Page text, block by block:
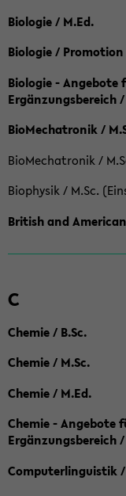
Biologie / M.Ed.
Biologie / Promotion
Biologie - Angebote
Ergänzungsbereich
BioMechatronik /
BioMechatronik /
Biophysik / M.Sc.
British and
C
Chemie / B.Sc.
Chemie / M.Sc.
Chemie / M.Ed.
Chemie - Angebote
Ergänzungsbereich
Computerlinguistik /